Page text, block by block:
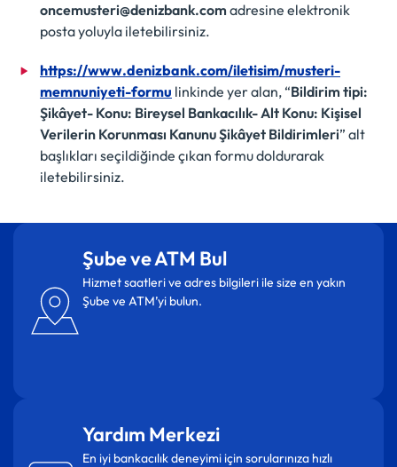
oncemusteri@denizbank.comadresine elektronik
posta yoluyla iletebilirsiniz.
https://www.denizbank.com/iletisim/musteri-
memnuniyeti-formu linkinde yer alan, “Bildirim tipi:
Şikâyet- Konu: Bireysel Bankacılık- Alt Konu: Kişisel
Verilerin Korunması Kanunu Şikâyet Bildirimleri” alt
başlıkları seçildiğinde çıkan formu doldurarak
iletebilirsiniz.
Şube ve ATM Bul
Hizmet saatleri ve adres bilgileri ile size en yakın
Şube ve ATM’yi bulun.
Yardım Merkezi
En iyi bankacılık deneyimi için sorularınıza hızlı